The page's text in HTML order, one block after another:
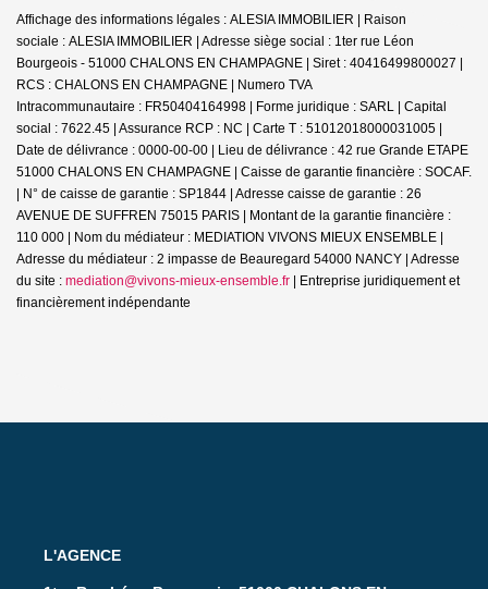
Affichage des informations légales : ALESIA IMMOBILIER | Raison
sociale : ALESIA IMMOBILIER | Adresse siège social : 1ter rue Léon
Bourgeois - 51000 CHALONS EN CHAMPAGNE | Siret : 40416499800027 |
RCS : CHALONS EN CHAMPAGNE | Numero TVA
Intracommunautaire : FR50404164998 | Forme juridique : SARL | Capital
social : 7622.45 | Assurance RCP : NC | Carte T : 51012018000031005 |
Date de délivrance : 0000-00-00 | Lieu de délivrance : 42 rue Grande ETAPE
51000 CHALONS EN CHAMPAGNE | Caisse de garantie financière : SOCAF.
| N° de caisse de garantie : SP1844 | Adresse caisse de garantie : 26
AVENUE DE SUFFREN 75015 PARIS | Montant de la garantie financière :
110 000 | Nom du médiateur : MEDIATION VIVONS MIEUX ENSEMBLE |
Adresse du médiateur : 2 impasse de Beauregard 54000 NANCY | Adresse
du site : mediation@vivons-mieux-ensemble.fr | Entreprise juridiquement et
financièrement indépendante
L'AGENCE